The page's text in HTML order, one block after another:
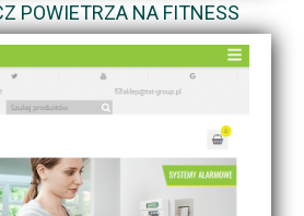
POWIETRZA NA FITNESS